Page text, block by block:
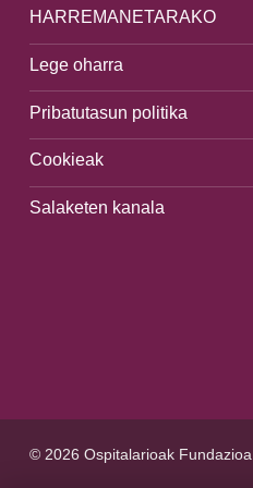
HARREMANETARAKO
Lege oharra
Pribatutasun politika
Cookieak
Salaketen kanala
© 2026 Ospitalarioak Fundazioa